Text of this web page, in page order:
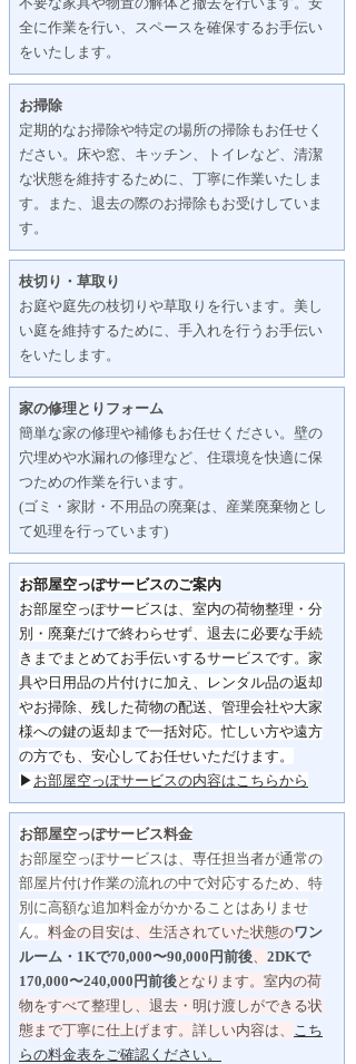
全に作業を行い、スペースを確保するお手伝い
をいたします。
お掃除
定期的なお掃除や特定の場所の掃除もお任せく
ださい。床や窓、キッチン、トイレなど、清潔
な状態を維持するために、丁寧に作業いたしま
す。また、退去の際のお掃除もお受けしていま
す。
枝切り・草取り
お庭や庭先の枝切りや草取りを行います。美し
い庭を維持するために、手入れを行うお手伝い
をいたします。
家の修理とりフォーム
簡単な家の修理や補修もお任せください。壁の
穴埋めや水漏れの修理など、住環境を快適に保
つための作業を行います。
(ゴミ・家財・不用品の廃棄は、産業廃棄物とし
て処理を行っています)
お部屋空っぽサービスのご案内
お部屋空っぽサービスは、室内の荷物整理・分
別・ 廃棄だけで終わらせず、 退去に必要な手続
きまでまとめてお手伝いするサービスです。 家
具や日用品の片付けに加え、レンタル品の返却
やお掃除、 残した荷物の配送、管理会社や大家
様への鍵の返却まで一括対応。忙しい方や遠方
の方でも、安心してお任せいただけます。
▶ お部屋空っぽサービスの内容はこちらから
お部屋空っぽサービス料金
お部屋空っぽサービスは、専任担当者が通常の
部屋片付け作業の流れの中で対応するため、特
別に高額な追加料金がかかることはありませ
ん。 料金の目安は、生活されていた状態のワン
ルーム・1Kで70,000〜90,000円前後
2DKで
170,000〜240,000円前後となります。 室内の荷
物をすべて整理し、退去・明け渡しができる状
態まで丁寧に仕上げます。詳しい内容は、
こち
らの料金表をご確認ください。